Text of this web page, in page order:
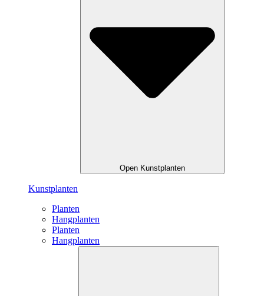
Open Kunstplanten
Kunstplanten
Planten
Hangplanten
Planten
Hangplanten